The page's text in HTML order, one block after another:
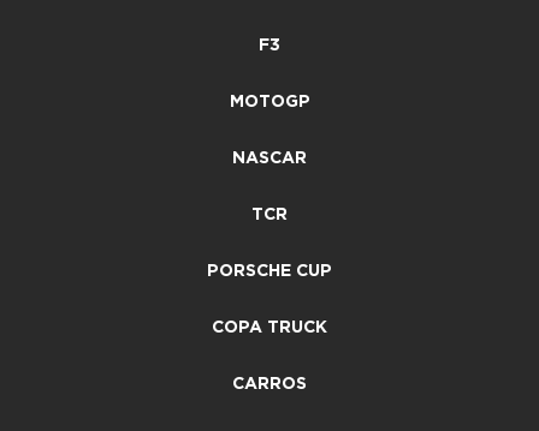
F3
MOTOGP
NASCAR
TCR
PORSCHE CUP
COPA TRUCK
CARROS